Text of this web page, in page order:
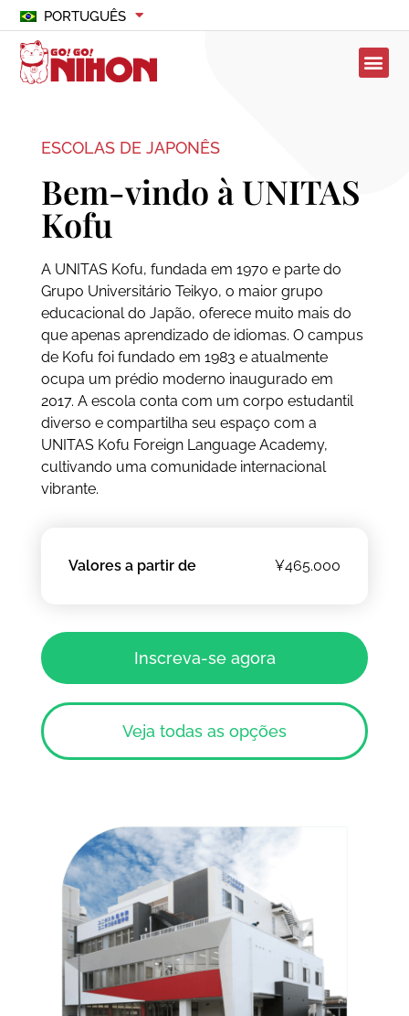
PORTUGUÊS
ESCOLAS DE JAPONÊS
Bem-vindo à UNITAS
Kofu
A UNITAS Kofu, fundada em 1970 e parte do
Grupo Universitário Teikyo, o maior grupo
educacional do Japão, oferece muito mais do
que apenas aprendizado de idiomas. O campus
de Kofu foi fundado em 1983 e atualmente
ocupa um prédio moderno inaugurado em
2017. A escola conta com um corpo estudantil
diverso e compartilha seu espaço com a
UNITAS Kofu Foreign Language Academy,
cultivando uma comunidade internacional
vibrante.
Valores a partir de ¥465.000
Inscreva-se agora
Veja todas as opções